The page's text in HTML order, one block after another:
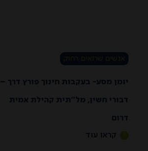
יומן מסע- בעקבות חינוך פורץ דרך –
דבורי חשין, מל״תית קהילת אמית
דרום
קראו עוד